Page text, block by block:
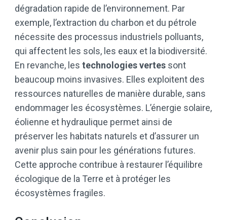
dégradation rapide de l’environnement. Par
exemple, l’extraction du charbon et du pétrole
nécessite des processus industriels polluants,
qui affectent les sols, les eaux et la biodiversité.
En revanche, les technologies vertes sont
beaucoup moins invasives. Elles exploitent des
ressources naturelles de manière durable, sans
endommager les écosystèmes. L’énergie solaire,
éolienne et hydraulique permet ainsi de
préserver les habitats naturels et d’assurer un
avenir plus sain pour les générations futures.
Cette approche contribue à restaurer l’équilibre
écologique de la Terre et à protéger les
écosystèmes fragiles.